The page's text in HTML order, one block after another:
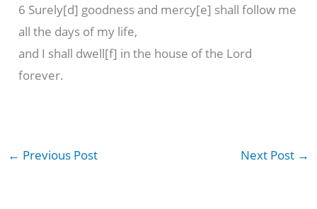
6 Surely[d] goodness and mercy[e] shall follow me
all the days of my life,
and I shall dwell[f] in the house of the Lord
forever.
← Previous Post Next Post →